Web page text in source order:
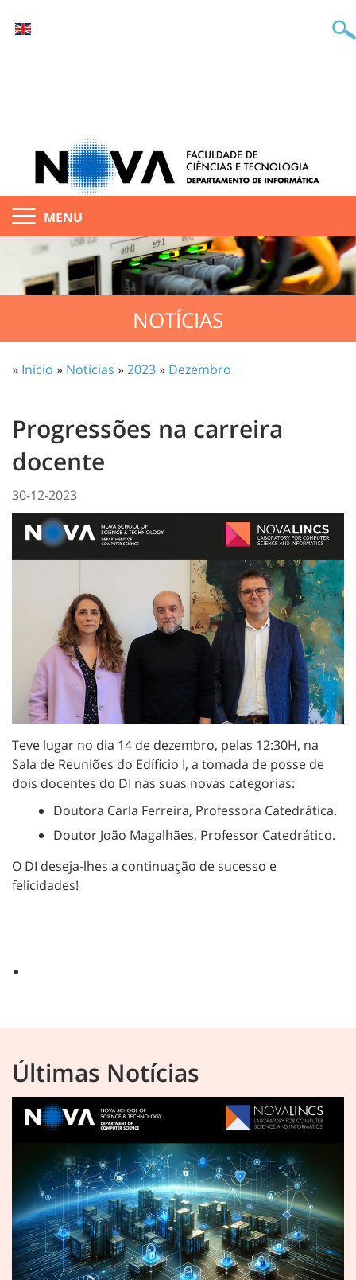
MENU
NOTÍCIAS
» Início » Notícias »2023» Dezembro
Progressões na carreira
docente
30-12-2023
Teve lugar no dia 14 de dezembro, pelas 12:30H, na
Sala de Reuniões do Edíficio I, a tomada de posse de
dois docentes do DI nas suas novas categorias:
Doutora Carla Ferreira, Professora Catedrática.
Doutor João Magalhães, Professor Catedrático.
O DI deseja-lhes a continuação de sucesso e
felicidades!
Últimas Notícias